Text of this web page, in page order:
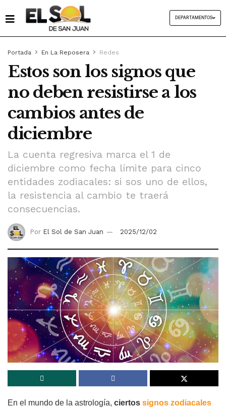
DEPARTAMENTOS
Portada En La Reposera Redes
Estos son los signos que
no deben resistirse a los
cambios antes de
diciembre
La cuenta regresiva marca el 1 de
diciembre como fecha límite para cinco
entidades zodiacales: si sos uno de ellos,
la resistencia al cambio te traerá
consecuencias.
Por El Sol de San Juan 2025/12/02
En el mundo de la astrología, ciertos signos zodiacales